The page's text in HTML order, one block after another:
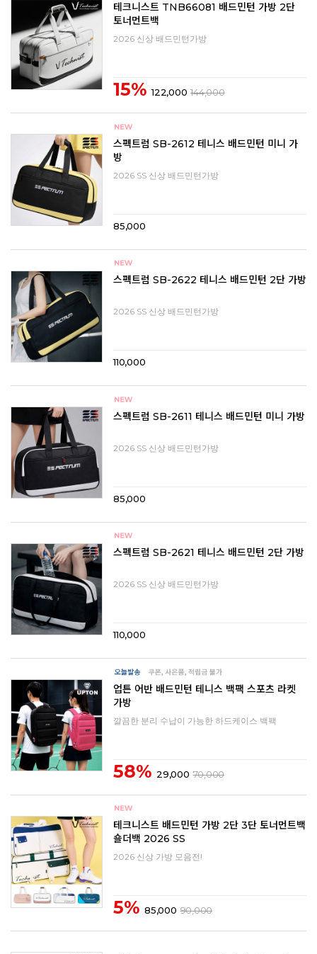
테크니스트 TNB66081 배드민턴 가방 2단
토너먼트백
2026 신상 배드민턴가방
15% 122,000 144,000
스펙트럼 SB-2612 테니스 배드민턴 미니 가
방
2026 SS 신상 배드민턴가방
85,000
스펙트럼 SB-2622 테니스 배드민턴 2단 가방
2026 SS 신상 배드민턴가방
110,000
스펙트럼 SB-2611 테니스 배드민턴 미니 가방
2026 SS 신상 배드민턴가방
85,000
스펙트럼 SB-2621 테니스 배드민턴 2단 가방
2026 SS 신상 배드민턴가방
110,000
업튼 어반 배드민턴 테니스 백팩 스포츠 라켓
가방
깔끔한 분리 수납이 가능한 하드케이스 백팩
58% 29,000 70,000
테크니스트 배드민턴 가방 2단 3단 토너먼트백
숄더백 2026 SS
2026 신상 가방 모음전!
5% 85,000 90,000